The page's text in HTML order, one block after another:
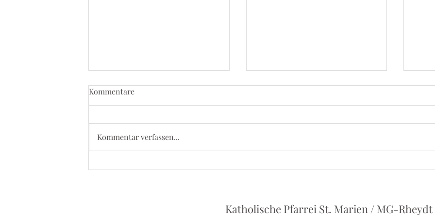
5. September 2026 - Kevelaer
Herbert Grönemeyer - Ein
Irish
Kommentare
Kommentar verfassen...
Katholische Pfarrei St. Marien / MG-Rheydt